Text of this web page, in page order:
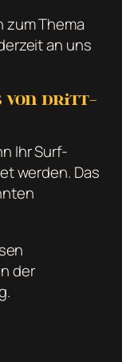
zum Thema
an uns
von Dritt­
Ihr Surf-
werden. Das
der